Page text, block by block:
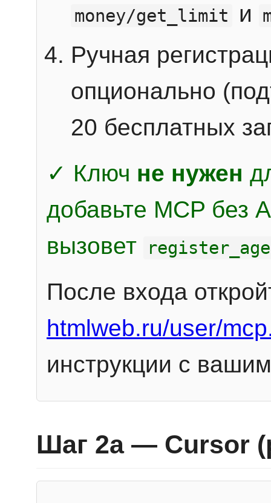
money/get_limit
и
Ручная
опционально
20 бесплатных
✓ Ключ не нужен
добавьте MCP без
вызовет
После входа
htmlweb.ru/user/
инструкции с
Шаг 2a — Cursor